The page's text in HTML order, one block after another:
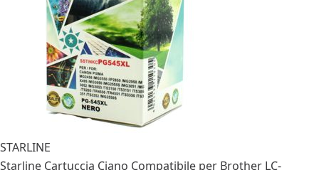
STARLINE
Starline Cartuccia Ciano Compatibile per Brother LC-